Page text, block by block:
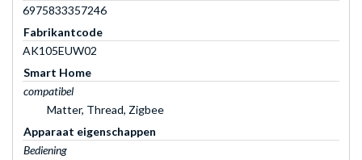
6975833357246
Fabrikantcode
AK105EUW02
Smart Home
compatibel
Matter, Thread, Zigbee
Apparaat eigenschappen
Bediening